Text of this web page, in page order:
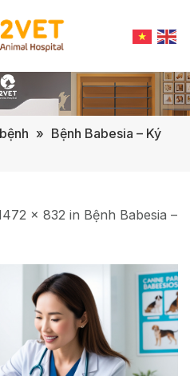
» Bệnh Babesia – Ký
× 832 in Bệnh Babesia –